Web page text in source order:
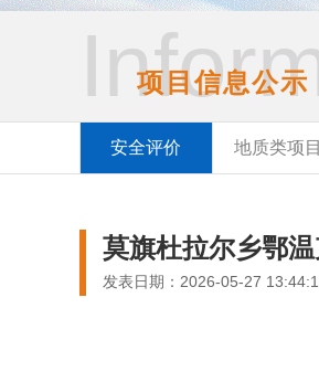
项目信息公示
安全评价 地质类项目
莫旗杜拉尔乡鄂
发表日期：2026-05-27